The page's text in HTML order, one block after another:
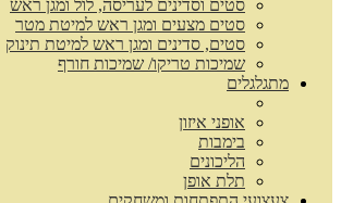
סטים וסדינים לעריסה, לול ומגן ראש
סטים מצעים ומגן ראש למיטת מטר
סטים, סדינים ומגן ראש למיטת תינוק
שמיכות טריקו/ שמיכות חורף
מתגלגלים
אופני איזון
בימבות
הליכונים
תלת אופן